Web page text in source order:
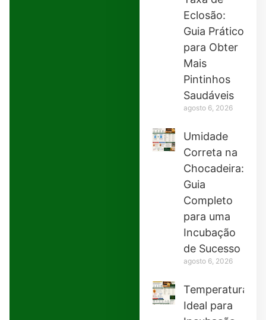
Eclosão:
Guia Prático
para Obter
Mais
Pintinhos
Saudáveis
agosto 6, 2026
Umidade
Correta na
Chocadeira:
Guia
Completo
para uma
Incubação
de Sucesso
agosto 6, 2026
Temperatura
Ideal para